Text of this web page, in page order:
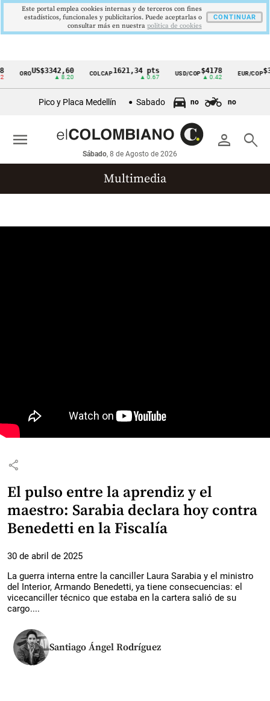
Cintillo
económicos
Colombia
OROUS$3342,60
▲ 8.20
COLCAP1621,34 pts
▲ 0.67
USD/COP$4178
▲ 0.42
EUR/COP
Pico y Placa Medellín Sabado no no
person search
Sábado, 8 de Agosto de 2026
menu
Multimedia
share
El pulso entre la aprendiz y el
maestro: Sarabia declara hoy contra
Benedetti en la Fiscalía
30 de abril de 2025
La guerra interna entre la canciller Laura Sarabia y el ministro
del Interior, Armando Benedetti, ya tiene consecuencias: el
vicecanciller técnico que estaba en la cartera salió de su
cargo....
Santiago Ángel Rodríguez
Este portal emplea cookies internas y de terceros con fines
estadísticos, funcionales y publicitarios. Puede aceptarlas o
consultar más en nuestra politica de cookies
CONTINUAR